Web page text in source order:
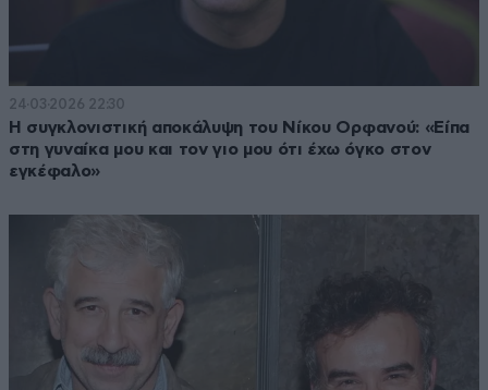
24·03·2026 22:30
Η συγκλονιστική αποκάλυψη του Νίκου Ορφανού: «Είπα
στη γυναίκα μου και τον γιο μου ότι έχω όγκο στον
εγκέφαλο»